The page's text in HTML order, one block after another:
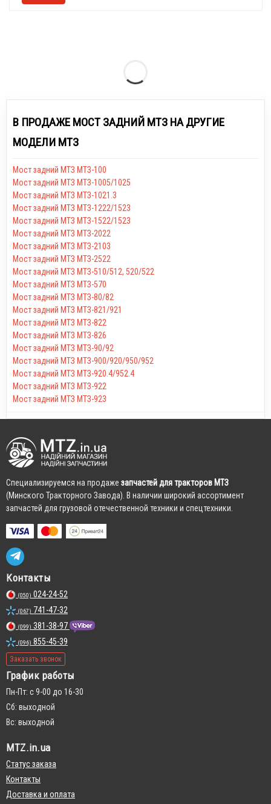
В ПРОДАЖЕ МОСТ ЗАДНИЙ МТЗ НА ДРУГИЕ
МОДЕЛИ МТЗ
Мост задний МТЗ МТЗ-100
Мост задний МТЗ МТЗ-1005/1025
Мост задний МТЗ МТЗ-1021.3
Мост задний МТЗ МТЗ-1222/1523
Мост задний МТЗ МТЗ-1522/1523
Мост задний МТЗ МТЗ-2022
Мост задний МТЗ МТЗ-2103
Мост задний МТЗ МТЗ-2522
Мост задний МТЗ МТЗ-510/512, 520/522
Мост задний МТЗ МТЗ-570
Мост задний МТЗ МТЗ-80/82
Мост задний МТЗ МТЗ-821/921
Мост задний МТЗ МТЗ-822
Мост задний МТЗ МТЗ-826
Мост задний МТЗ МТЗ-90/92
Мост задний МТЗ МТЗ-900/920/950/952
Мост задний МТЗ МТЗ-920.4/952.4
Мост задний МТЗ МТЗ-922
Мост задний МТЗ МТЗ-923
Cпециализируемся на продаже запчастей для тракторов МТЗ
(Минского Тракторного Завода). В наличии широкий ассортимент
запчастей для грузовой отечественной техники и спецтехники.
Контакты
(050) 024-24-52
(067) 741-47-32
(099) 381-38-97
(096) 855-45-39
Заказать звонок
График работы
Пн-Пт: с 9-00 до 16-30
Сб: выходной
Вс: выходной
MTZ.in.ua
Статус заказа
Контакты
Доставка и оплата